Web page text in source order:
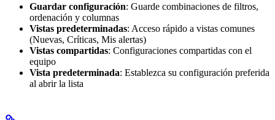
Guardar configuración: Guarde combinaciones de filtros,
ordenación y columnas
Vistas predeterminadas: Acceso rápido a vistas comunes
(Nuevas, Críticas, Mis alertas)
Vistas compartidas: Configuraciones compartidas con el
equipo
Vista predeterminada: Establezca su configuración preferida
al abrir la lista